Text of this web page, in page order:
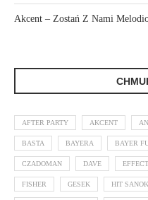
Akcent – Zostań Z Nami
AFTER PARTY AKCENT
BASTA BAYERA BAYER
CZADOMAN DAVE EFFECT
FISHER GESEK HIT SANOK